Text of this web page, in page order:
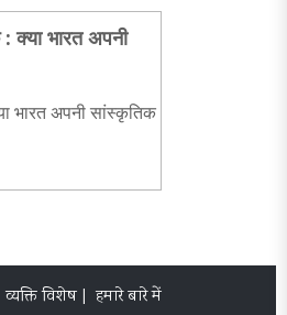
क्या भारत अपनी
भारत अपनी सांस्कृतिक
व्यक्ति विशेष | हमारे बारे में